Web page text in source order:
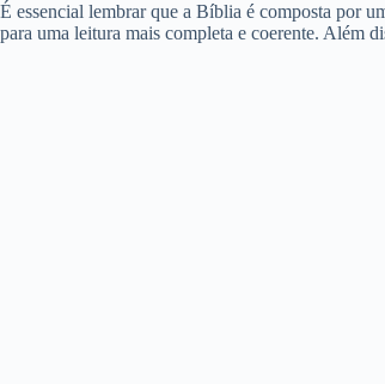
É essencial lembrar que a Bíblia é composta por
para uma leitura mais completa e coerente. Além